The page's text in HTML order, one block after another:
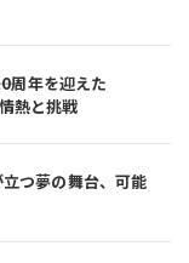
周年を迎えた
熱と挑戦
立つ夢の舞台、可能